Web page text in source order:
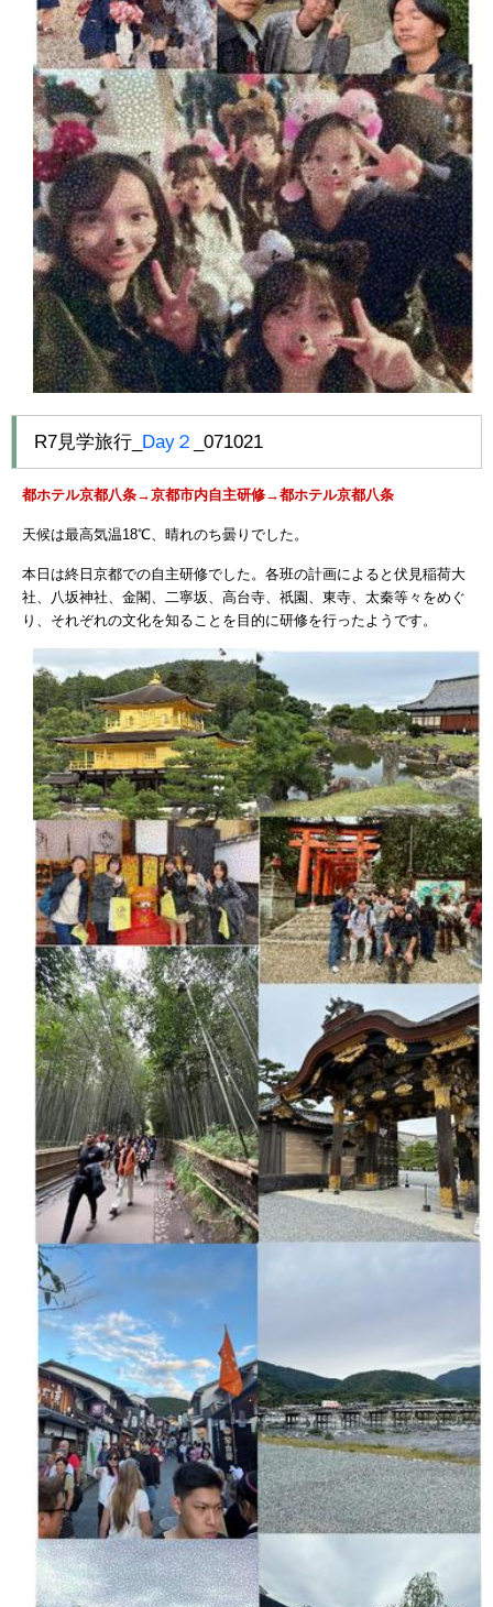
R7見学旅行_ Day２ _071021
都ホテル京都八条→京都市内自主研修→都ホテル京都八条
天候は最高気温18℃、晴れのち曇りでした。
本日は終日京都での自主研修でした。各班の計画によると伏見稲荷大
社、八坂神社、金閣、二寧坂、高台寺、祇園、東寺、太秦等々をめぐ
り、それぞれの文化を知ることを目的に研修を行ったようです。